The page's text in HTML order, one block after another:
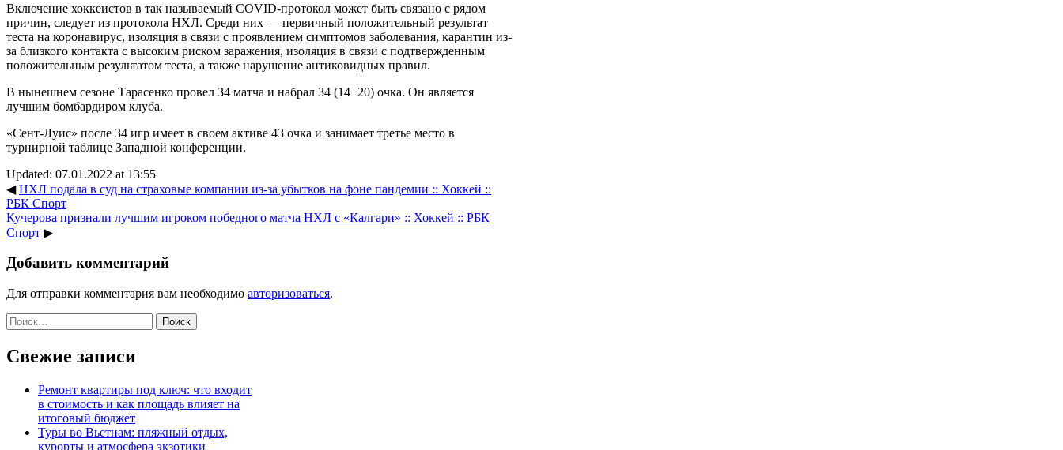
Включение хоккеистов в так называемый COVID-протокол может быть связано с рядом
причин, следует из протокола НХЛ. Среди них — первичный положительный результат
теста на коронавирус, изоляция в связи с проявлением симптомов заболевания, карантин из-
за близкого контакта с высоким риском заражения, изоляция в связи с подтвержденным
положительным результатом теста, а также нарушение антиковидных правил.
В нынешнем сезоне Тарасенко провел 34 матча и набрал 34 (14+20) очка. Он является
лучшим бомбардиром клуба.
«Сент-Луис» после 34 игр имеет в своем активе 43 очка и занимает третье место в
турнирной таблице Западной конференции.
Updated: 07.01.2022 at 13:55
◀НХЛ подала в суд на страховые компании из-за убытков на фоне пандемии :: Хоккей ::
РБК Спорт
Кучерова признали лучшим игроком победного матча НХЛ с «Калгари» :: Хоккей :: РБК
Спорт ▶
Добавить комментарий
Для отправки комментария вам необходимо авторизоваться.
Найти:
Свежие записи
Ремонт квартиры под ключ: что входит
в стоимость и как площадь влияет на
итоговый бюджет
Туры во Вьетнам: пляжный отдых,
курорты и атмосфера экзотики